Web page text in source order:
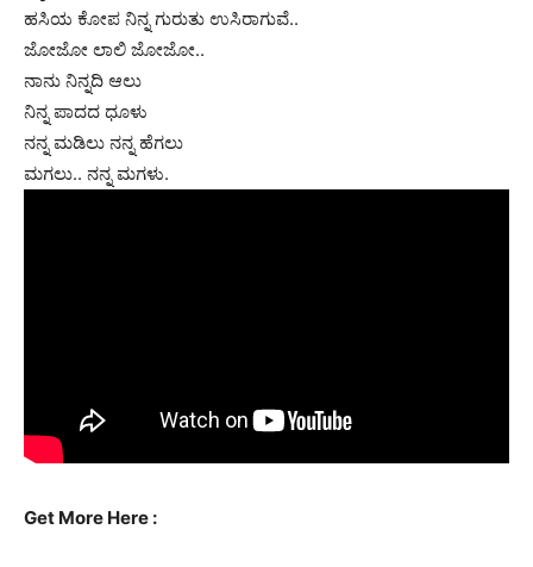
ಹಸಿಯ ಕೋಪ ನಿನ್ನ ಗುರುತು ಉಸಿರಾಗುವೆ..
ಜೋಜೋ ಲಾಲಿ ಜೋಜೋ..
ನಾನು ನಿನ್ನದಿ ಆಲು
ನಿನ್ನ ಪಾದದ ಧೂಳು
ನನ್ನ ಮಡಿಲು ನನ್ನ ಹೆಗಲು
ಮಗಲು.. ನನ್ನ ಮಗಳು.
Get More Here :